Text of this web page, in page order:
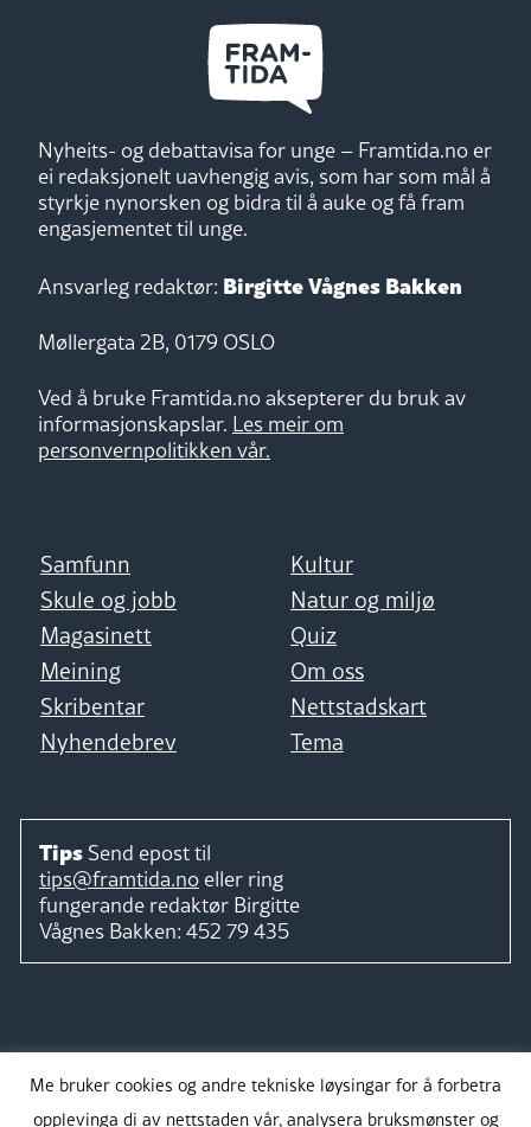
Nyheits- og debattavisa for unge – Framtida.no er
ei redaksjonelt uavhengig avis, som har som mål å
styrkje nynorsken og bidra til å auke og få fram
engasjementet til unge.
Ansvarleg redaktør: Birgitte Vågnes Bakken
Møllergata 2B, 0179 OSLO
Ved å bruke Framtida.no aksepterer du bruk av
informasjonskapslar. Les meir om
personvernpolitikken vår.
Samfunn
Kultur
Skule og jobb
Natur og miljø
Magasinett
Quiz
Meining
Om oss
Skribentar
Nettstadskart
Nyhendebrev
Tema
Tips Send epost til
tips@framtida.no eller ring
fungerande redaktør Birgitte
Vågnes Bakken: 452 79 435
Me bruker cookies og andre tekniske løysingar for å forbetra
opplevinga di av nettstaden vår, analysera bruksmønster og